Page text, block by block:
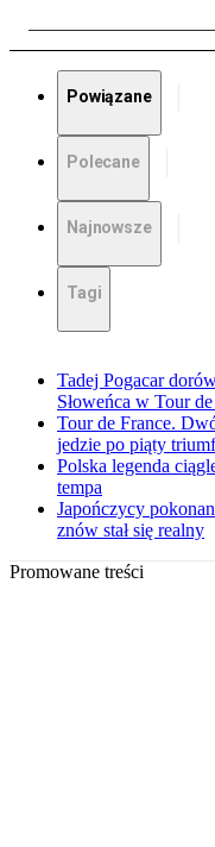
Powiązane
Polecane
Najnowsze
Tagi
Tadej Pogacar
Słoweńca w Tour
Tour de France.
jedzie po piąty triumf
Polska legenda
tempa
Japończycy
znów stał się realny
Promowane treści